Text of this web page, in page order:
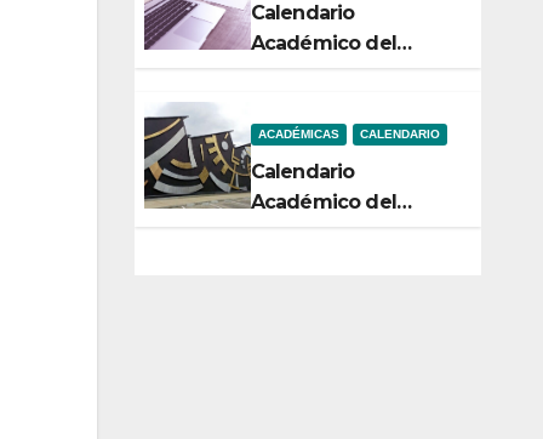
Calendario
Académico del
ACADÉMICAS CALENDARIO
Calendario
Académico del